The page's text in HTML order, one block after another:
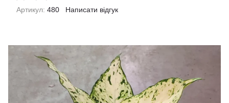
Артикул: 480 Написати відгук